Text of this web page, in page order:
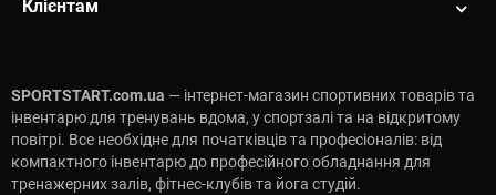
Клієнтам
SPORTSTART.com.ua — інтернет-магазин спортивних товарів та
інвентарю для тренувань вдома, у спортзалі та на відкритому
повітрі. Все необхідне для початківців та професіоналів: від
компактного інвентарю до професійного обладнання для
тренажерних залів, фітнес-клубів та йога студій.